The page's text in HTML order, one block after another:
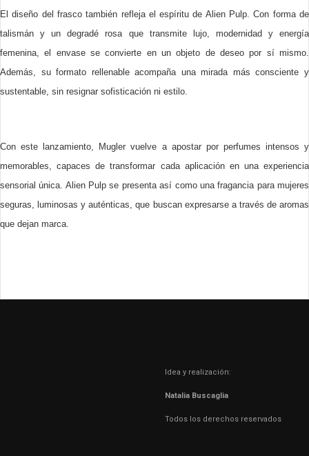
El diseño del frasco también refleja el espíritu de Alien Pulp. Con forma de
talismán y un degradé rosa que transmite lujo, modernidad y energía
femenina, el envase se convierte en un objeto de deseo por sí mismo.
Además, su formato rellenable acompaña una mirada más consciente y
sustentable, sin resignar sofisticación ni estilo.
Con este lanzamiento, Mugler vuelve a apostar por perfumes intensos y
memorables, capaces de transformar cada aplicación en una experiencia
sensorial única. Alien Pulp se presenta así como una fragancia para mujeres
seguras, luminosas y auténticas, que buscan expresarse a través de aromas
que dejan marca.
Idea y realización:
Natalia Buscaglia
Todos los derechos reservados